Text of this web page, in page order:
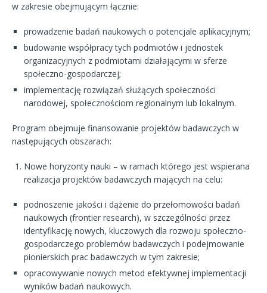
w zakresie obejmującym łącznie:
prowadzenie badań naukowych o potencjale aplikacyjnym;
budowanie współpracy tych podmiotów i jednostek
organizacyjnych z podmiotami działającymi w sferze
społeczno-gospodarczej;
implementację rozwiązań służących społeczności
narodowej, społecznościom regionalnym lub lokalnym.
Program obejmuje finansowanie projektów badawczych w
następujących obszarach:
Nowe horyzonty nauki – w ramach którego jest wspierana
realizacja projektów badawczych mających na celu:
podnoszenie jakości i dążenie do przełomowości badań
naukowych (frontier research), w szczególności przez
identyfikację nowych, kluczowych dla rozwoju społeczno-
gospodarczego problemów badawczych i podejmowanie
pionierskich prac badawczych w tym zakresie;
opracowywanie nowych metod efektywnej implementacji
wyników badań naukowych.